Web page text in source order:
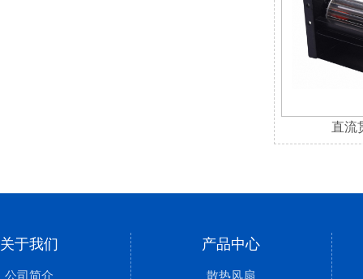
直流
关于我们
公司简介
产品中心
散热风扇